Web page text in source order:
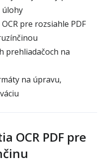
úlohy
pre rozsiahle PDF
prehliadačoch na
na úpravu,
OCR PDF pre